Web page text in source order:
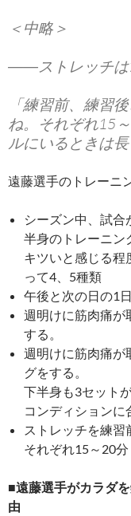
＜中略＞
――ストレッチは
「練習前、練習
ね。それぞれ15
ルにいるときは長
遠藤選手のトレーニ
シーズン中、試合
半身のトレーニン
キツいと感じる程
って4、5種類
午後と次の日の1
週明けに筋肉痛が
する。
週明けに筋肉痛が
グをする。
下半身も3セットが
コンディションに
ストレッチを練習
それぞれ15～20分
■遠藤選手がカラダ
由